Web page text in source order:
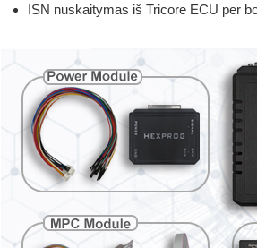
ISN nuskaitymas iš Tricore ECU per